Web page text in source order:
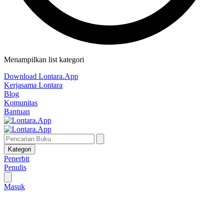
Menampilkan list kategori
Download Lontara.App
Kerjasama Lontara
Blog
Komunitas
Bantuan
Kategori
Penerbit
Penulis
Masuk